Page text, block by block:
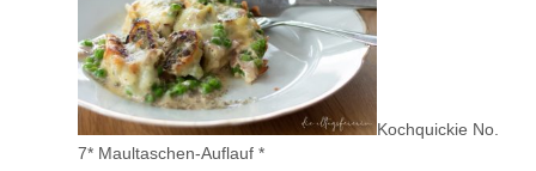
Kochquickie No.
7* Maultaschen-Auflauf *